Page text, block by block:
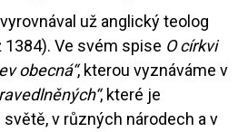
už anglický teolog
1384). Ve svém spise O církvi
obecná“, kterou vyznáváme v
, které je
v různých národech a v